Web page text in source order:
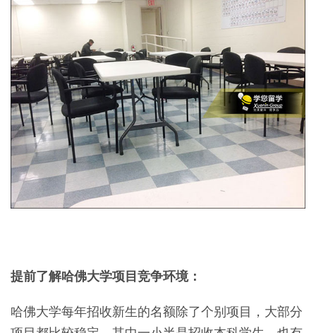
提前了解哈佛大学项目竞争环境：
哈佛大学每年招收新生的名额除了个别项目，大部分